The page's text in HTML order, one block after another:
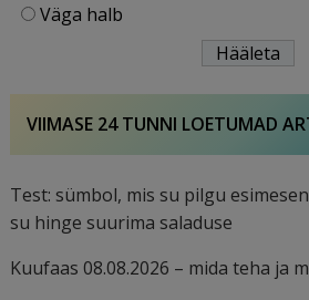
Väga halb
VIIMASE 24 TUNNI LOETUMAD
Test: sümbol, mis su pilgu
su hinge suurima saladuse
Kuufaas 08.08.2026 – mida teha ja